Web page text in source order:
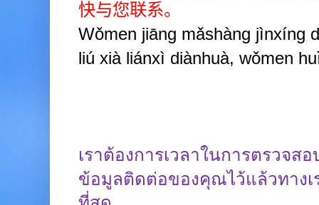
快与您联系。
Wǒmen jiāng mǎshàng jìnxíng
liú xià liánxì diànhuà, wǒmen
เราต้องการเวลาในการตรวจสอ
ข้อมูลติดต่อของคุณไว้แล้วทางเ